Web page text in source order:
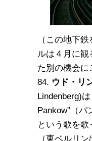
（この地下
ルは４月に観
た別の機会に
84. ウド・リ
Lindenberg)
Pankow”（パ
という歌を歌
（東ベルリ